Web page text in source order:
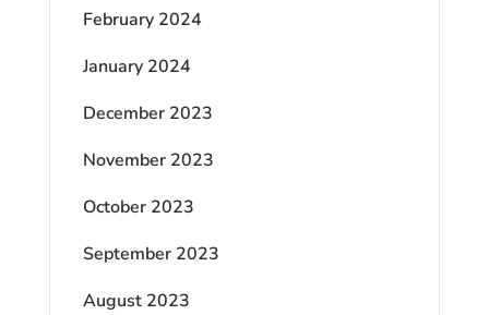
February 2024
January 2024
December 2023
November 2023
October 2023
September 2023
August 2023